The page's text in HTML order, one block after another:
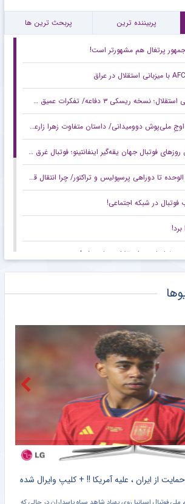
پربیننده ترین پربحث ترین ها
پرتغال هم مشهورتر است!
ریسکی ۳ دفاعه/ تفکرات عمیق سهراب با اسکواد کم‌عمق
ملی‌پوش دوومیدانی/ داستان متفاوت زهرا زارعی در آستانه ناگویا
فوتبال جهان یقه‌گیر اینفانتینو؛ فوتبال غرق در اقتصاد
دوراهی پرسپولیس و تراکتور/ چرا انتقال قربانی در هاله‌ای از ابهام است؟
رضاییان در استقلال مصادره شد!
دیگر هم نمی‌رسد؛ بچه‌ها متشکریم/ روزنامه خبرورزشی یکشنبه را ببینید
خبرنگار مهر از صد و شصت و یکمین حضور مردم آستانه
در صد و شصتمین شب دلدادگی
شب تجمعات مردم کرج
و یکم مردم لنگرود در میدان
از ایران ، علیه آمریکا !! + کلیپ وایرال شده